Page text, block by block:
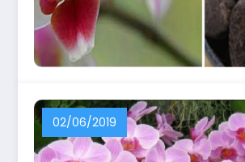
02/06/2019